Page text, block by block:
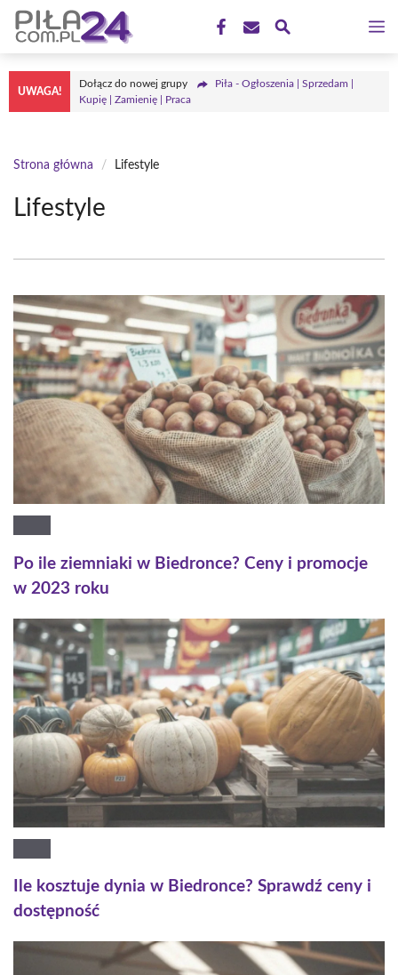
Przejdź
treści
UWAGA!
Dołącz do nowej grupy
Piła - Ogłoszenia | Sprzedam |
Kupię | Zamienię | Praca
Strona główna / Lifestyle
Lifestyle
Po ile ziemniaki w Biedronce? Ceny i promocje
w 2023 roku
Ile kosztuje dynia w Biedronce? Sprawdź ceny i
dostępność